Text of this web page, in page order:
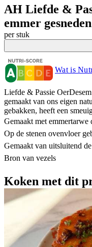
AH Liefde &
emmer gesneden
per stuk
Wat is
Liefde & Passie
gemaakt van ons eigen
gebakken, heeft een
Gemaakt met emmertarwe
Op de stenen ovenvloer
Gemaakt van uitsluitend
Bron van vezels
Koken met dit